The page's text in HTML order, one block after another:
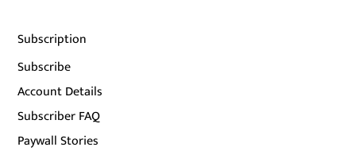
Subscription
Subscribe
Account Details
Subscriber FAQ
Paywall Stories